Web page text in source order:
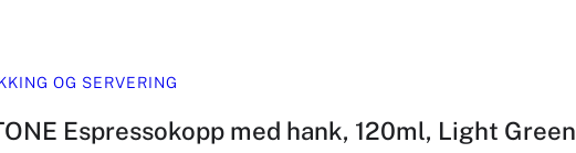
OG SERVERING
Espressokopp med hank, 120ml, Light Green